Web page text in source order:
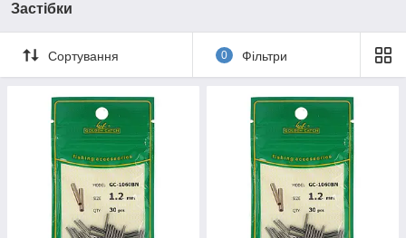
Застібки
Сортування 0 Фільтри